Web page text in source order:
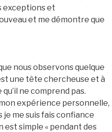
exceptions et
et me démontre que
nous observons quelque
une tête chercheuse et à
ne comprend pas.
expérience personnelle,
je me suis fais confiance
est simple « pendant des